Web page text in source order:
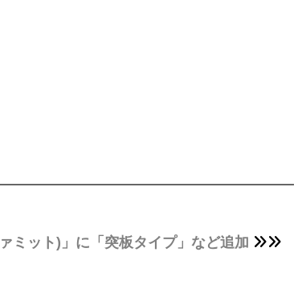
ミット)」に「突板タイプ」など追加